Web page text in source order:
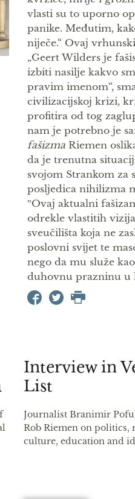
vlasti su to uporno
panike. Međutim,
niječe.“ Ovaj
„Geert Wilders je
izbiti nasilje kakvo
pravim imenom“,
civilizacijskoj krizi,
profitira od tog
nam je potrebno je
fašizmaRiemen
da je trenutna
svojom Strankom za
posljedica nihilizma
‟Ovaj aktualni
odrekle vlastitih
sveučilišta koja ne
poslovni svijet te
nego da mu služe
duhovnu prazninu u
Interview in
List
Journalist Branimir
Rob Riemen on politics,
culture, education and